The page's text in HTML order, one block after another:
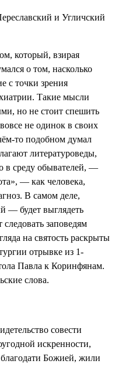
и Угличский
который, взирая
о том, насколько
с точки зрения
Такие мысли
но не стоит спешить
не одинок в своих
то подобном думал
литературоведы,
в среду обывателей, —
— как человека,
В самом деле,
— будет выглядеть
следовать заповедям
на святость раскрыты
отрывке из 1-
Павла к Коринфянам.
слова.
совести
искренности,
Божией, жили